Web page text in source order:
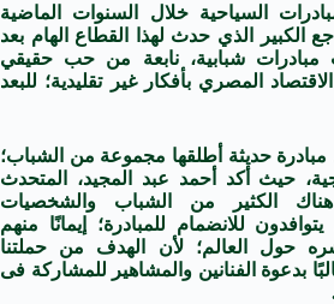
السياحية خلال السنوات الماضية
الكبير الذي حدث لهذا القطاع الهام بعد
مبادرات شبابية، نابعة من حب حقيقي
الاقتصاد المصري بأفكار غير تقليدية؛ للبعد
مبادرة حديثة أطلقها مجموعة من الشباب؛
، حيث أكد أحمد عبد المجيد، المتحدث
هناك الكثير من الشباب والشخصيات
يتوافدون للانضمام للمبادرة؛ إيمانًا منهم
حول العالم؛ لأن الهدف من حملتنا
بدعوة الفنانين والمشاهير للمشاركة فى